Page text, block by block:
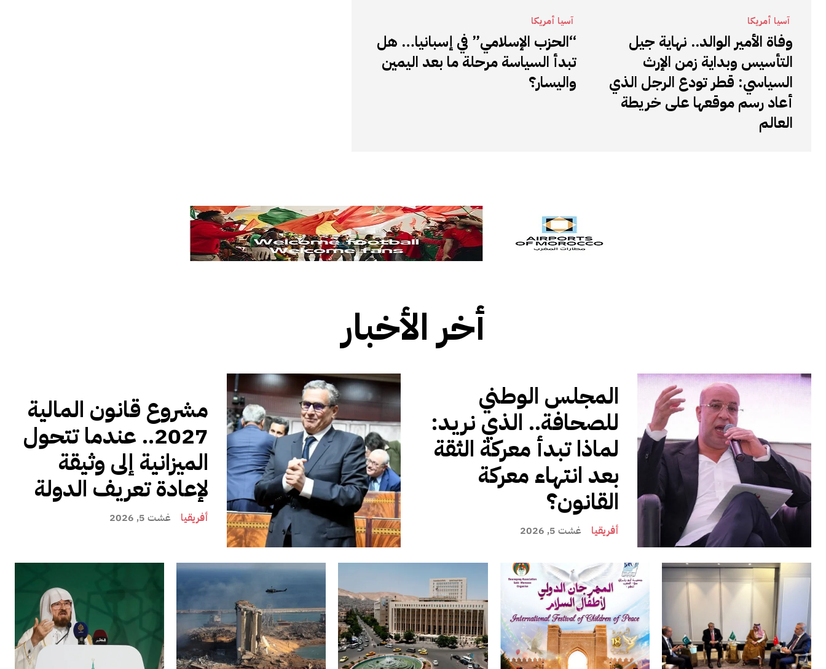
آسيا أمريكا
وفاة الأمير الوالد.. نهاية جيل
التأسيس وبداية زمن الإرث
السياسي: قطر تودع الرجل الذي
أعاد رسم موقعها على خريطة
العالم
آسيا أمريكا
“الحزب الإسلامي” في إسبانيا… هل
تبدأ السياسة مرحلة ما بعد اليمين
واليسار؟
أخر الأخبار
المجلس الوطني
للصحافة.. الذي نريد:
لماذا تبدأ معركة الثقة
بعد انتهاء معركة
القانون؟
أفريقيا غشت 5, 2026
مشروع قانون المالية
2027.. عندما تتحول
الميزانية إلى وثيقة
لإعادة تعريف الدولة
أفريقيا غشت 5, 2026